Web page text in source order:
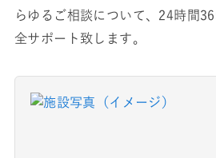
らゆるご相談について、24時間
全サポート致します。